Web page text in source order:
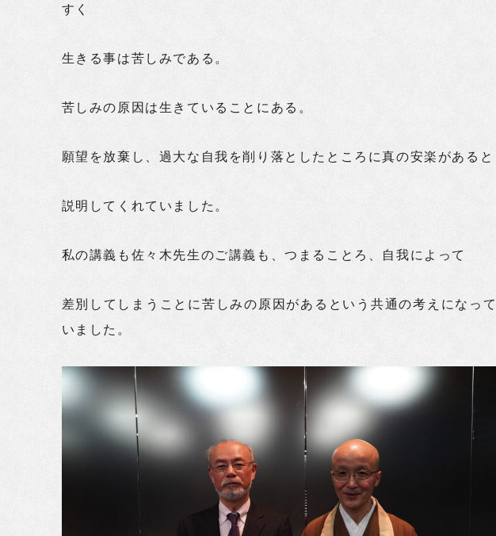
すく
生きる事は苦しみである。
苦しみの原因は生きていることにある。
願望を放棄し、過大な自我を削り落としたところに真の安楽があると
説明してくれていました。
私の講義も佐々木先生のご講義も、つまることろ、自我によって
差別してしまうことに苦しみの原因があるという共通の考えになっ
いました。